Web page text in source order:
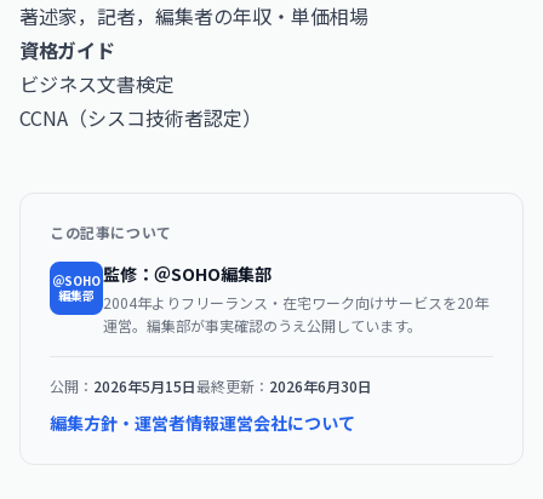
著述家，記者，編集者の年収・単価相場
資格ガイド
ビジネス文書検定
CCNA（シスコ技術者認定）
この記事について
＠SOHO
編集部
監修：＠SOHO編集部
2004年よりフリーランス・在宅ワーク向けサービスを20年
運営。編集部が事実確認のうえ公開しています。
公開： 2026年5月15日最終更新： 2026年6月30日
編集方針・運営者情報運営会社について